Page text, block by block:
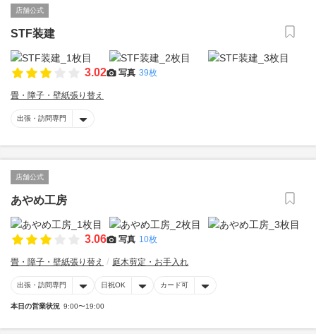
店舗公式
STF装建
3.02 写真 39枚
畳・障子・壁紙張り替え
出張・訪問専門
店舗公式
あやめ工房
3.06 写真 10枚
畳・障子・壁紙張り替え 庭木剪定・お手入れ
出張・訪問専門 日祝OK カード可
本日の営業状況 9:00〜19:00